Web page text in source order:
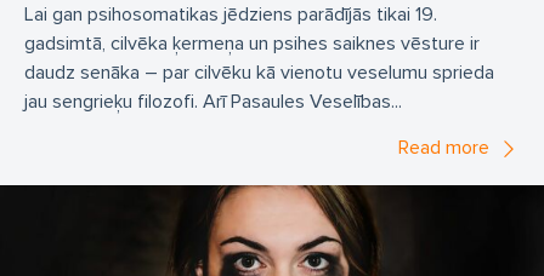
Lai gan psihosomatikas jēdziens parādījās tikai 19.
gadsimtā, cilvēka ķermeņa un psihes saiknes vēsture ir
daudz senāka – par cilvēku kā vienotu veselumu sprieda
jau sengrieķu filozofi. Arī Pasaules Veselības...
Read more